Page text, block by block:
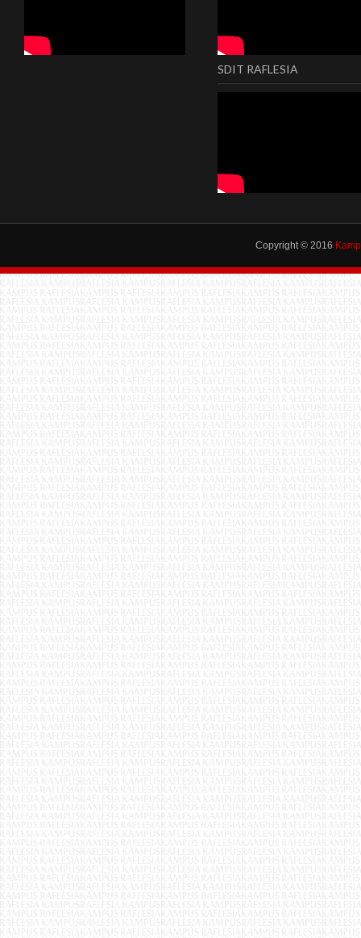
SDIT RAFLESIA
Copyright © 2016